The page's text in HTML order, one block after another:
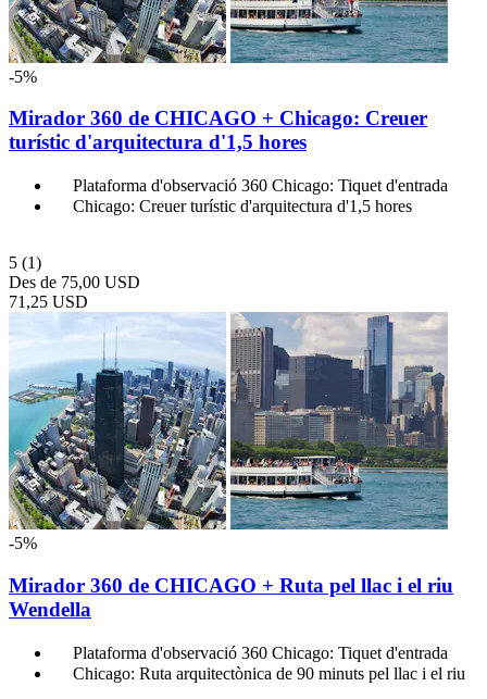
-5%
Mirador 360 de CHICAGO + Chicago: Creuer
turístic d'arquitectura d'1,5 hores
Plataforma d'observació 360 Chicago: Tiquet d'entrada
Chicago: Creuer turístic d'arquitectura d'1,5 hores
5 (1)
Des de 75,00 USD
71,25 USD
-5%
Mirador 360 de CHICAGO + Ruta pel llac i el riu
Wendella
Plataforma d'observació 360 Chicago: Tiquet d'entrada
Chicago: Ruta arquitectònica de 90 minuts pel llac i el riu